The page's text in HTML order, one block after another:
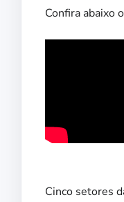
Confira abaixo
Cinco setores